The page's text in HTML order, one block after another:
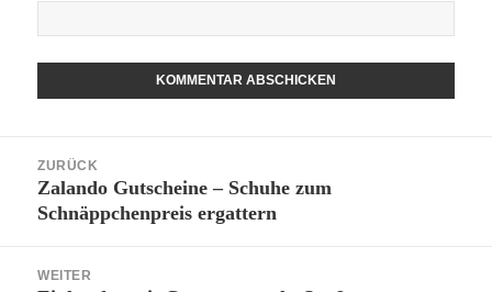
Navigation
ZURÜCK
Vorheriger
Beitrag:
Zalando Gutscheine – Schuhe zum
Schnäppchenpreis ergattern
WEITER